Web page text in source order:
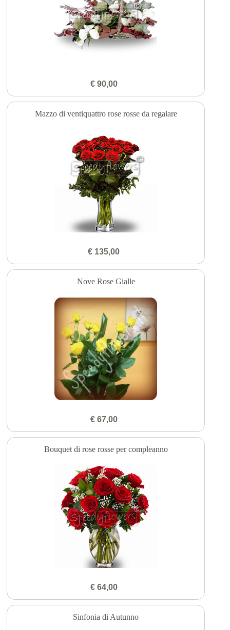
€ 90,00
Mazzo di ventiquattro rose rosse da regalare
€ 135,00
Nove Rose Gialle
€ 67,00
Bouquet di rose rosse per compleanno
€ 64,00
Sinfonia di Autunno